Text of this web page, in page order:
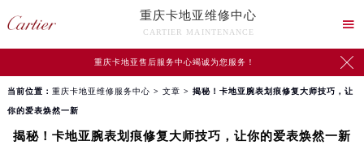
重庆卡地亚维修中心
CARTIER MAINTENANCE

重庆卡地亚售后服务中心竭诚为您服务！ 
当前位置： 重庆卡地亚维修服务中心 > 文章 > 揭秘！卡地亚腕表划痕修复大师技巧，让
你的爱表焕然一新
揭秘！卡地亚腕表划痕修复大师技巧，让你的爱表焕然一新